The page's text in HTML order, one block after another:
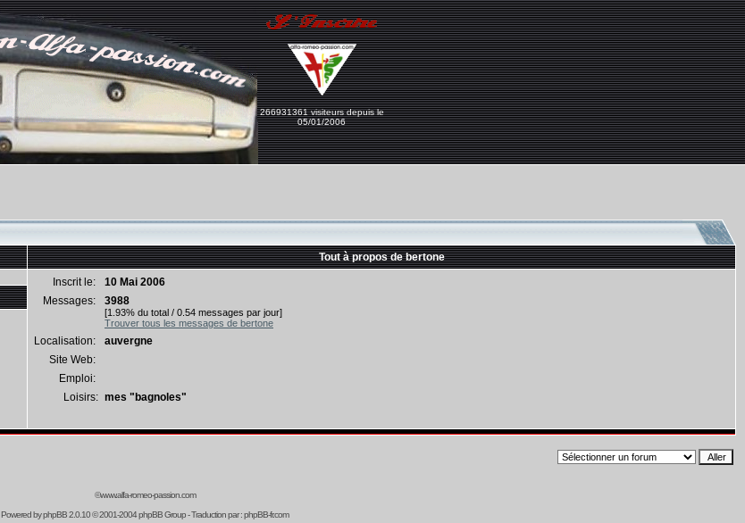
266931361 visiteurs depuis le
05/01/2006
Tout à propos de bertone
Inscrit le:
10 Mai 2006
Messages:
3988
[1.93% du total / 0.54 messages par jour]
Trouver tous les messages de bertone
Localisation:
auvergne
Site Web:
Emploi:
Loisirs: mes "bagnoles"
©www.alfa-romeo-passion.com
Powered byphpBB2.0.10 © 2001-2004 phpBB Group - Traduction par :phpBB-fr.com